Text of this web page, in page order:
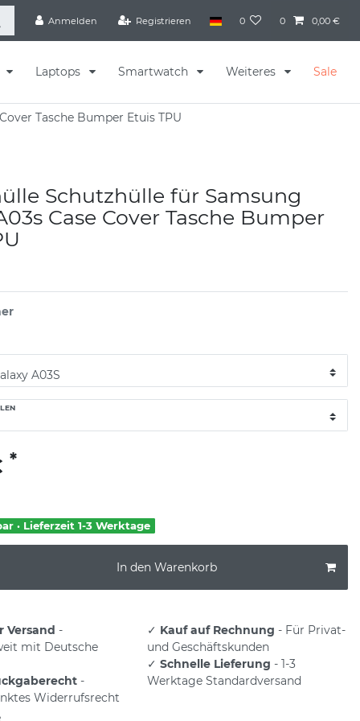
Anmelden Registrieren 0 0 0,00 €
Laptops Smartwatch Weiteres Sale
Tasche Bumper Etuis TPU
Schutzhülle für Samsung
Case Cover Tasche Bumper
*
· Lieferzeit 1-3 Werktage
In den Warenkorb
Versand -
mit Deutsche
-
Widerrufsrecht
✓ Kauf auf Rechnung - Für Privat-
und Geschäftskunden
✓ Schnelle Lieferung - 1-3
Werktage Standardversand